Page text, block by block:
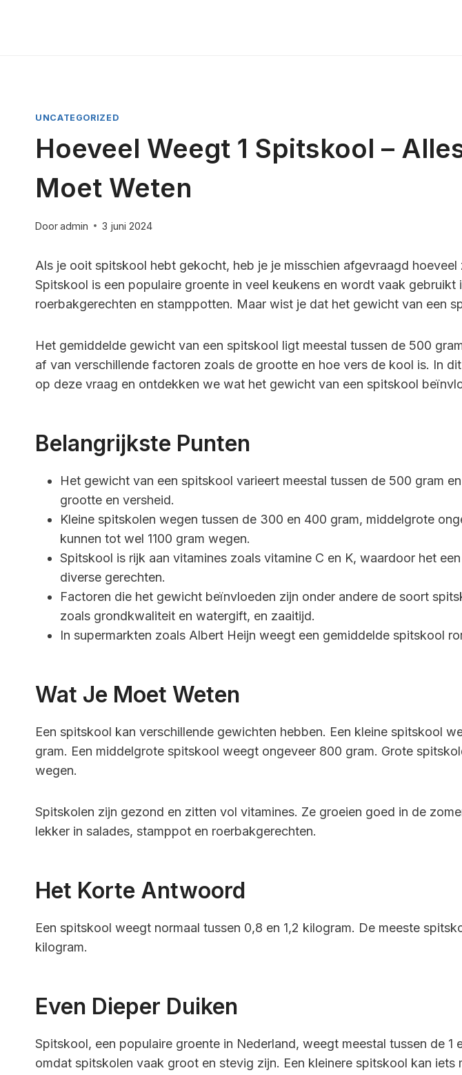
UNCATEGORIZED
Hoeveel Weegt 1 Spitskool –
Moet Weten
Dooradmin 3 juni 2024
Als je ooit spitskool hebt gekocht, heb je je misschien afgevraagd hoeveel
Spitskool is een populaire groente in veel keukens en wordt vaak gebruikt
roerbakgerechten en stamppotten. Maar wist je dat het gewicht van een
Het gemiddelde gewicht van een spitskool ligt meestal tussen de 500
af van verschillende factoren zoals de grootte en hoe vers de kool is. In
op deze vraag en ontdekken we wat het gewicht van een spitskool
Belangrijkste Punten
Het gewicht van een spitskool varieert meestal tussen de 500 gram
grootte en versheid.
Kleine spitskolen wegen tussen de 300 en 400 gram, middelgrote
kunnen tot wel 1100 gram wegen.
Spitskool is rijk aan vitamines zoals vitamine C en K, waardoor het
diverse gerechten.
Factoren die het gewicht beïnvloeden zijn onder andere de soort
zoals grondkwaliteit en watergift, en zaaitijd.
In supermarkten zoals Albert Heijn weegt een gemiddelde spitskool
Wat Je Moet Weten
Een spitskool kan verschillende gewichten hebben. Een kleine spitskool
gram. Een middelgrote spitskool weegt ongeveer 800 gram. Grote
wegen.
Spitskolen zijn gezond en zitten vol vitamines. Ze groeien goed in de
lekker in salades, stamppot en roerbakgerechten.
Het Korte Antwoord
Een spitskool weegt normaal tussen 0,8 en 1,2 kilogram. De meeste
kilogram.
Even Dieper Duiken
Spitskool, een populaire groente in Nederland, weegt meestal tussen de 1
omdat spitskolen vaak groot en stevig zijn. Een kleinere spitskool kan iets